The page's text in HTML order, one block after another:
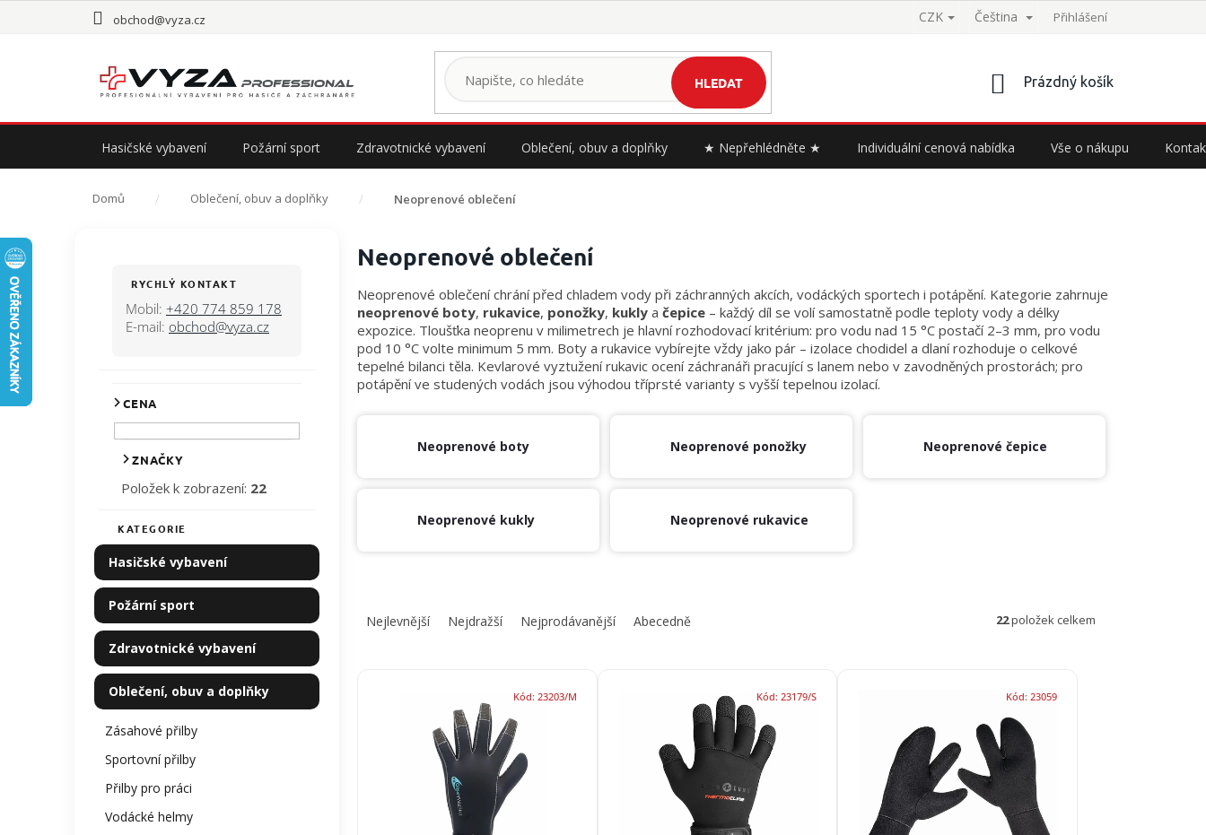
obchod@vyza.cz CZK Čeština Přihlášení
HLEDAT
NÁKUPNÍ
Prázdný košík
Hasičské vybavení Požární sport Zdravotnické vybavení Oblečení, obuv a doplňky ★ Nepřehlédněte ★ Individuální cenová nabídka Vše o nákupu
Domů Oblečení, obuv a doplňky Neoprenové oblečení
RYCHLÝ KONTAKT
Mobil: +420 774 859 178
E-mail: obchod@vyza.cz
CENA
ZNAČKY
Položek k zobrazení: 22
Přeskočit
kategorie
KATEGORIE
Hasičské vybavení
Požární sport
Zdravotnické vybavení
Oblečení, obuv a doplňky
Zásahové přilby
Sportovní přilby
Přilby pro práci
Vodácké helmy
Neoprenové oblečení
Neoprenové oblečení chrání před chladem vody při záchranných akcích, vodáckých sportech i potápění. Kategorie zahrnuje
neoprenové boty, rukavice, ponožky, kukly a čepice – každý díl se volí samostatně podle teploty vody a délky
expozice. Tloušťka neoprenu v milimetrech je hlavní rozhodovací kritérium: pro vodu nad 15 °C postačí 2–3 mm, pro vodu
pod 10 °C volte minimum 5 mm. Boty a rukavice vybírejte vždy jako pár – izolace chodidel a dlaní rozhoduje o celkové
tepelné bilanci těla. Kevlarové vyztužení rukavic ocení záchranáři pracující s lanem nebo v zavodněných prostorách; pro
potápění ve studených vodách jsou výhodou tříprsté varianty s vyšší tepelnou izolací.
Neoprenové boty Neoprenové ponožky Neoprenové čepice
Neoprenové kukly Neoprenové rukavice
Nejlevnější Nejdražší Nejprodávanější Abecedně 22položek celkem
Kód: 23203/M Kód: 23179/S Kód: 23059